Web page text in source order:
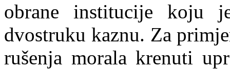
obrane institucije koju
dvostruku kaznu. Za
rušenja morala krenuti